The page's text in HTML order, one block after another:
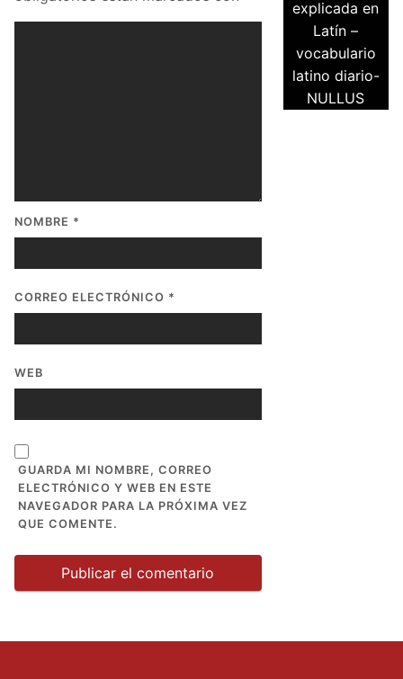
NOMBRE *
CORREO ELECTRÓNICO *
WEB
GUARDA MI NOMBRE, CORREO
ELECTRÓNICO Y WEB EN ESTE
NAVEGADOR PARA LA PRÓXIMA VEZ
QUE COMENTE.
explicada en
Latín –
vocabulario
latino diario-
NULLUS